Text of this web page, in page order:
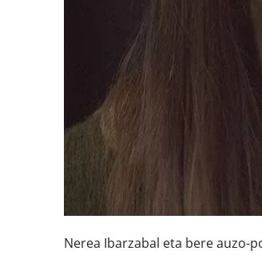
Nerea Ibarzabal eta bere auzo-